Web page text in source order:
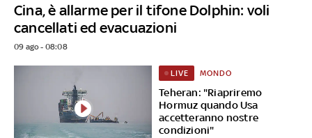
Cina, è allarme per il tifone Dolphin: voli
cancellati ed evacuazioni
09 ago - 08:08
Teheran: "Riapriremo
Hormuz quando Usa
accetteranno nostre
condizioni"
LIVE MONDO